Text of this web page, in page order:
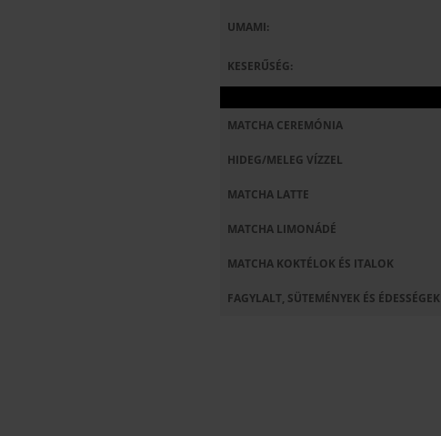
UMAMI:
KESERŰSÉG:
MATCHA CEREMÓNIA
HIDEG/MELEG VÍZZEL
MATCHA LATTE
MATCHA LIMONÁDÉ
MATCHA KOKTÉLOK ÉS ITALOK
FAGYLALT, SÜTEMÉNYEK ÉS ÉDESSÉGEK